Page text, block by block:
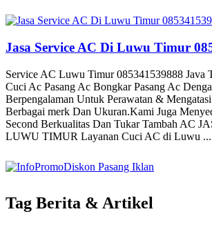
Jasa Service AC Di Luwu Timur
Service AC Luwu Timur 085341539888 Java
Cuci Ac Pasang Ac Bongkar Pasang Ac
Berpengalaman Untuk Perawatan &
Berbagai merk Dan Ukuran.Kami Juga
Second Berkualitas Dan Tukar Tambah AC
LUWU TIMUR Layanan Cuci AC di Luwu ...
Tag Berita & Artikel